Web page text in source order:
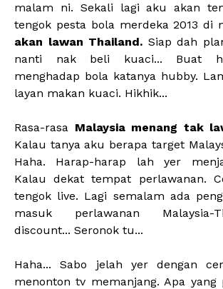
malam ni. Sekali lagi aku akan
tengok pesta bola merdeka 2013 di
akan lawan Thailand. Siap dah
nanti nak beli kuaci... Buat
menghadap bola katanya hubby.
layan makan kuaci. Hikhik...
Rasa-rasa Malaysia menang tak
Kalau tanya aku berapa target
Haha. Harap-harap lah yer
Kalau dekat tempat perlawanan.
tengok live. Lagi semalam ada
masuk perlawanan Malaysia-
discount... Seronok tu...
Haha... Sabo jelah yer dengan
menonton tv memanjang. Apa yang